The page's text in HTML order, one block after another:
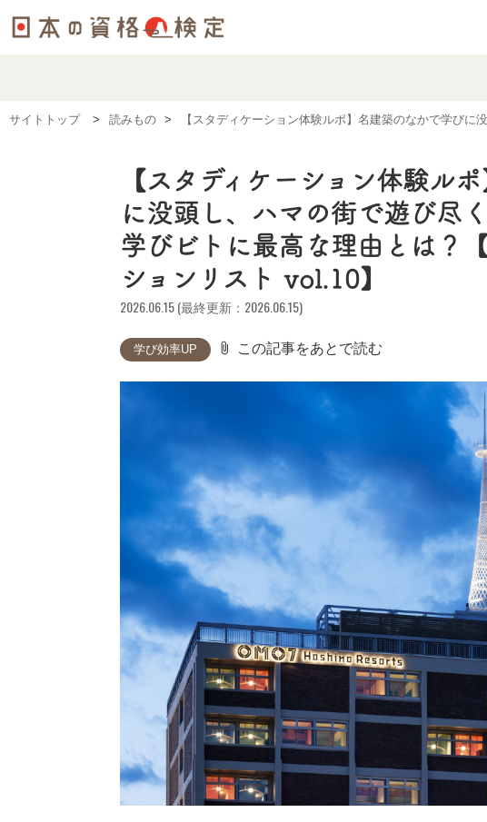
サイトトップ 読みもの 【スタディケーション体験ルポ】名建築のなかで学び
【スタディケーション体験ル
に没頭し、ハマの街で遊び尽
学びビトに最高な理由とは？
ションリスト vol.10】
2026.06.15 (最終更新：2026.06.15)
学び効率UP attach_file この記事をあとで読む